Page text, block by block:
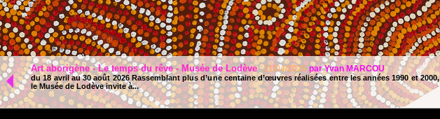
Art aborigène - Le temps du rêve - Musée de Lodève 21/04/2026 par Yvan MARCOU
du 18 avril au 30 août 2026 Rassemblant plus d’une centaine d’œuvres réalisées entre les années 1990 et 2000,
le Musée de Lodève invite à...